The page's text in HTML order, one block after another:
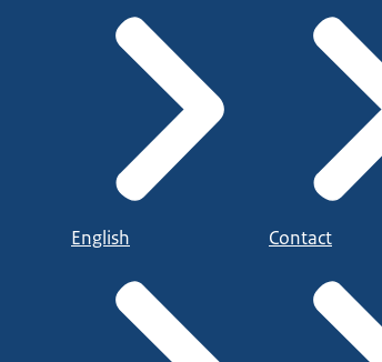
English Contact